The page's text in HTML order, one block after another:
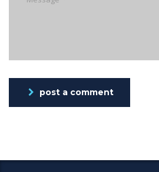
post a comment